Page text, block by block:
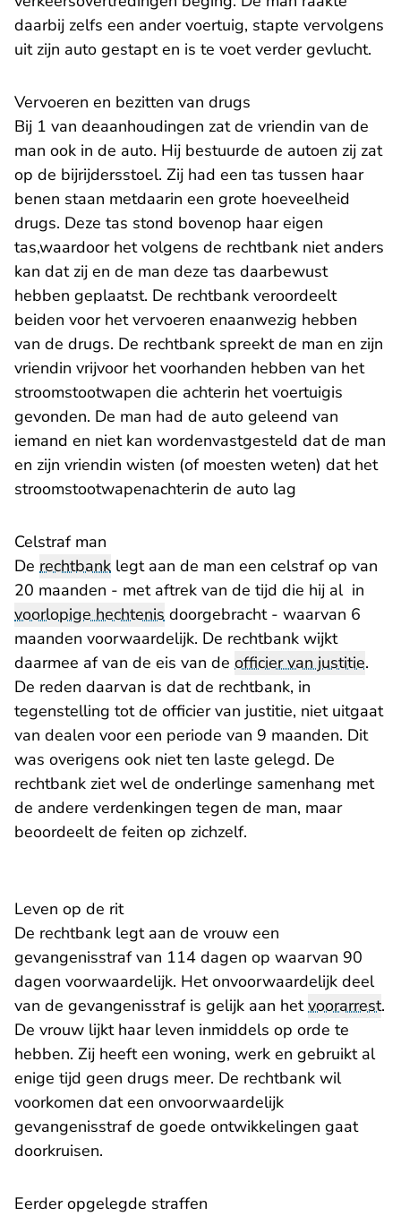
daarbij zelfs een ander voertuig, stapte vervolgens
uit zijn auto gestapt en is te voet verder gevlucht.
Vervoeren en bezitten van drugs
Bij 1 van deaanhoudingen zat de vriendin van de
man ook in de auto. Hij bestuurde de autoen zij zat
op de bijrijdersstoel. Zij had een tas tussen haar
benen staan metdaarin een grote hoeveelheid
drugs. Deze tas stond bovenop haar eigen
tas,waardoor het volgens de rechtbank niet anders
kan dat zij en de man deze tas daarbewust
hebben geplaatst. De rechtbank veroordeelt
beiden voor het vervoeren enaanwezig hebben
van de drugs. De rechtbank spreekt de man en zijn
vriendin vrijvoor het voorhanden hebben van het
stroomstootwapen die achterin het voertuigis
gevonden. De man had de auto geleend van
iemand en niet kan wordenvastgesteld dat de man
en zijn vriendin wisten (of moesten weten) dat het
stroomstootwapenachterin de auto lag
Celstraf man
De rechtbank legt aan de man een celstraf op van
20 maanden - met aftrek van de tijd die hij al in
voorlopige hechtenis doorgebracht - waarvan 6
maanden voorwaardelijk. De rechtbank wijkt
daarmee af van de eis van de officier van justitie.
De reden daarvan is dat de rechtbank, in
tegenstelling tot de officier van justitie, niet uitgaat
van dealen voor een periode van 9 maanden. Dit
was overigens ook niet ten laste gelegd. De
rechtbank ziet wel de onderlinge samenhang met
de andere verdenkingen tegen de man, maar
beoordeelt de feiten op zichzelf.
Leven op de rit
De rechtbank legt aan de vrouw een
gevangenisstraf van 114 dagen op waarvan 90
dagen voorwaardelijk. Het onvoorwaardelijk deel
van de gevangenisstraf is gelijk aan hetvoorarrest.
De vrouw lijkt haar leven inmiddels op orde te
hebben. Zij heeft een woning, werk en gebruikt al
enige tijd geen drugs meer. De rechtbank wil
voorkomen dat een onvoorwaardelijk
gevangenisstraf de goede ontwikkelingen gaat
doorkruisen.
Eerder opgelegde straffen